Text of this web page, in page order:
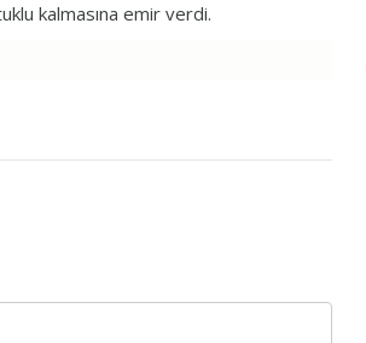
kalmasına emir verdi.